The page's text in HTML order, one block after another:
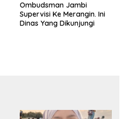
Ombudsman Jambi
Supervisi Ke Merangin. Ini
Dinas Yang Dikunjungi